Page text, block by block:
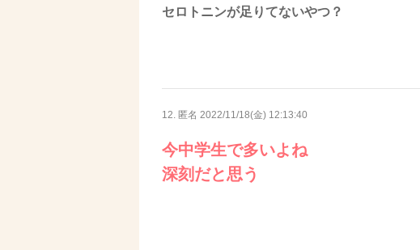
セロトニンが足りてないやつ？
12. 匿名 2022/11/18(金) 12:13:40
今中学生で多いよね
深刻だと思う